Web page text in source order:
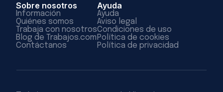
Sobre nosotros
Información
Quiénes somos
Trabaja con nosotros
Blog de Trabajos.com
Contáctanos
Ayuda
Ayuda
Aviso legal
Condiciones de uso
Política de cookies
Política de privacidad